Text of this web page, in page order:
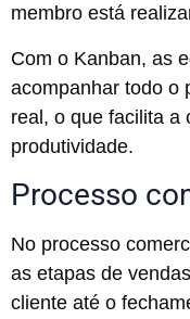
membro está
Com o Kanban, as
acompanhar todo o
real, o que facilita a
produtividade.
Processo
No processo
as etapas de
cliente até o